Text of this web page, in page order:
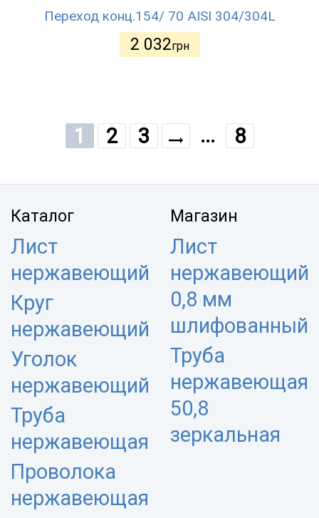
Переход конц.154/ 70 AISI 304/304L
2 032грн
1 2 3 ... 8
Каталог
Лист
нержавеющий
Круг
нержавеющий
Уголок
нержавеющий
Труба
нержавеющая
Проволока
нержавеющая
Магазин
Лист
нержавеющий
0,8 мм
шлифованный
Труба
нержавеющая
50,8
зеркальная